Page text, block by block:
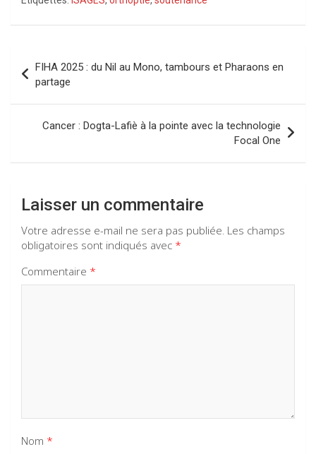
o
o
k
A
p
e
a
n
de
l’article
FIHA 2025 : du Nil au Mono, tambours et Pharaons en
partage
Cancer : Dogta-Lafiè à la pointe avec la technologie
Focal One
Laisser un commentaire
Votre adresse e-mail ne sera pas publiée. Les champs
obligatoires sont indiqués avec *
Commentaire *
Nom *